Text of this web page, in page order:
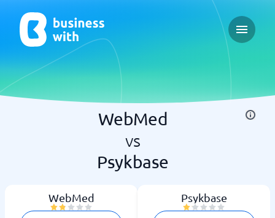
Open
WebMed
vs
Psykbase
WebMed Psykbase